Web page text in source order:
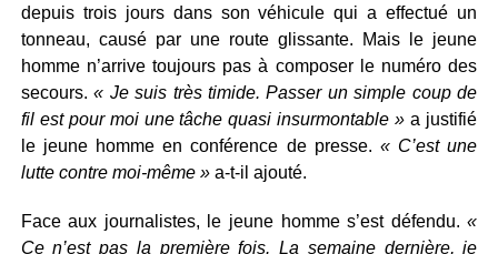
depuis trois jours dans son véhicule qui a effectué un
tonneau, causé par une route glissante. Mais le jeune
homme n’arrive toujours pas à composer le numéro des
secours.« Je suis très timide. Passer un simple coup de
fil est pour moi une tâche quasi insurmontable »a justifié
le jeune homme en conférence de presse. « C’est une
lutte contre moi-même »a-t-il ajouté.
Face aux journalistes, le jeune homme s’est défendu.«
Ce n’est pas la première fois. La semaine dernière, je